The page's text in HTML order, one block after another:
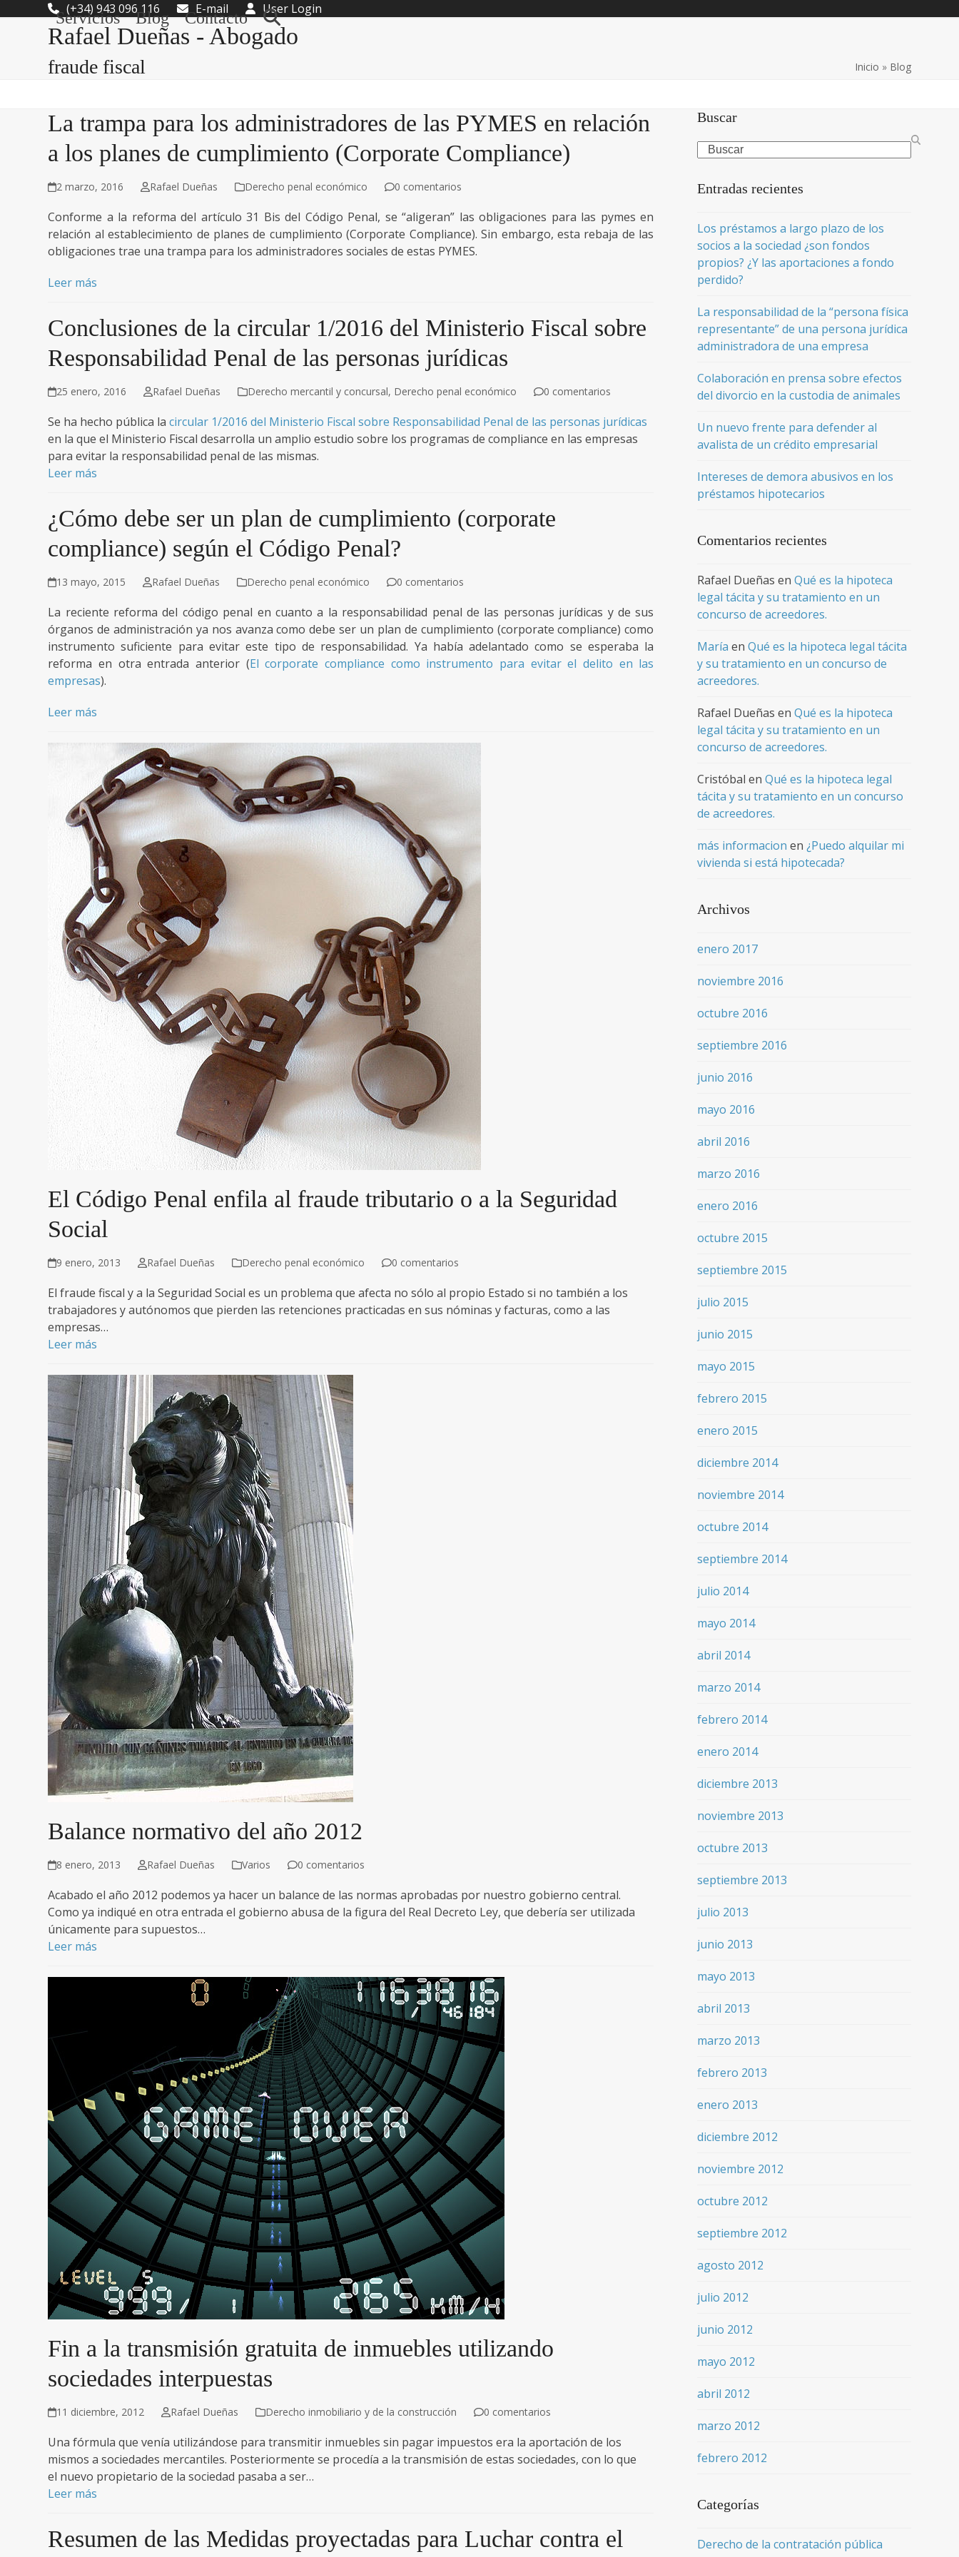
(+34) 943 096 116 E-mail User Login
Rafael Dueñas - Abogado
Servicios Blog Contacto
fraude fiscal Inicio » Blog
La trampa para los administradores de las PYMES en relación
a los planes de cumplimiento (Corporate Compliance)
2 marzo, 2016 Rafael Dueñas Derecho penal económico 0 comentarios
Conforme a la reforma del artículo 31 Bis del Código Penal, se “aligeran” las obligaciones para las pymes en
relación al establecimiento de planes de cumplimiento (Corporate Compliance). Sin embargo, esta rebaja de las
obligaciones trae una trampa para los administradores sociales de estas PYMES.
Leer más
Conclusiones de la circular 1/2016 del Ministerio Fiscal sobre
Responsabilidad Penal de las personas jurídicas
25 enero, 2016 Rafael Dueñas Derecho mercantil y concursal, Derecho penal económico 0 comentarios
Se ha hecho pública la circular 1/2016 del Ministerio Fiscal sobre Responsabilidad Penal de las personas jurídicas
en la que el Ministerio Fiscal desarrolla un amplio estudio sobre los programas de compliance en las empresas
para evitar la responsabilidad penal de las mismas.
Leer más
¿Cómo debe ser un plan de cumplimiento (corporate
compliance) según el Código Penal?
13 mayo, 2015 Rafael Dueñas Derecho penal económico 0 comentarios
La reciente reforma del código penal en cuanto a la responsabilidad penal de las personas jurídicas y de sus
órganos de administración ya nos avanza como debe ser un plan de cumplimiento (corporate compliance) como
instrumento suficiente para evitar este tipo de responsabilidad. Ya había adelantado como se esperaba la
reforma en otra entrada anterior (El corporate compliance como instrumento para evitar el delito en las
empresas).
Leer más
El Código Penal enfila al fraude tributario o a la Seguridad
Social
9 enero, 2013 Rafael Dueñas Derecho penal económico 0 comentarios
El fraude fiscal y a la Seguridad Social es un problema que afecta no sólo al propio Estado si no también a los
trabajadores y autónomos que pierden las retenciones practicadas en sus nóminas y facturas, como a las
empresas…
Leer más
Balance normativo del año 2012
8 enero, 2013 Rafael Dueñas Varios 0 comentarios
Acabado el año 2012 podemos ya hacer un balance de las normas aprobadas por nuestro gobierno central.
Como ya indiqué en otra entrada el gobierno abusa de la figura del Real Decreto Ley, que debería ser utilizada
únicamente para supuestos…
Leer más
Fin a la transmisión gratuita de inmuebles utilizando
sociedades interpuestas
11 diciembre, 2012 Rafael Dueñas Derecho inmobiliario y de la construcción 0 comentarios
Una fórmula que venía utilizándose para transmitir inmuebles sin pagar impuestos era la aportación de los
mismos a sociedades mercantiles. Posteriormente se procedía a la transmisión de estas sociedades, con lo que
el nuevo propietario de la sociedad pasaba a ser…
Leer más
Resumen de las Medidas proyectadas para Luchar contra el
Buscar
Search
Entradas recientes
Los préstamos a largo plazo de los
socios a la sociedad ¿son fondos
propios? ¿Y las aportaciones a fondo
perdido?
La responsabilidad de la “persona física
representante” de una persona jurídica
administradora de una empresa
Colaboración en prensa sobre efectos
del divorcio en la custodia de animales
Un nuevo frente para defender al
avalista de un crédito empresarial
Intereses de demora abusivos en los
préstamos hipotecarios
Comentarios recientes
Rafael Dueñas en Qué es la hipoteca
legal tácita y su tratamiento en un
concurso de acreedores.
María en Qué es la hipoteca legal tácita
y su tratamiento en un concurso de
acreedores.
Rafael Dueñas en Qué es la hipoteca
legal tácita y su tratamiento en un
concurso de acreedores.
Cristóbal en Qué es la hipoteca legal
tácita y su tratamiento en un concurso
de acreedores.
más informacion en ¿Puedo alquilar mi
vivienda si está hipotecada?
Archivos
enero 2017
noviembre 2016
octubre 2016
septiembre 2016
junio 2016
mayo 2016
abril 2016
marzo 2016
enero 2016
octubre 2015
septiembre 2015
julio 2015
junio 2015
mayo 2015
febrero 2015
enero 2015
diciembre 2014
noviembre 2014
octubre 2014
septiembre 2014
julio 2014
mayo 2014
abril 2014
marzo 2014
febrero 2014
enero 2014
diciembre 2013
noviembre 2013
octubre 2013
septiembre 2013
julio 2013
junio 2013
mayo 2013
abril 2013
marzo 2013
febrero 2013
enero 2013
diciembre 2012
noviembre 2012
octubre 2012
septiembre 2012
agosto 2012
julio 2012
junio 2012
mayo 2012
abril 2012
marzo 2012
febrero 2012
Categorías
Derecho de la contratación pública